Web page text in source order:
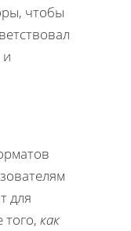
чтобы
для
как